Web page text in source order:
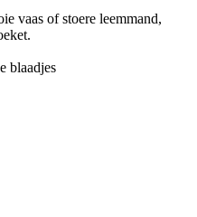
vaas of stoere leemmand,
blaadjes